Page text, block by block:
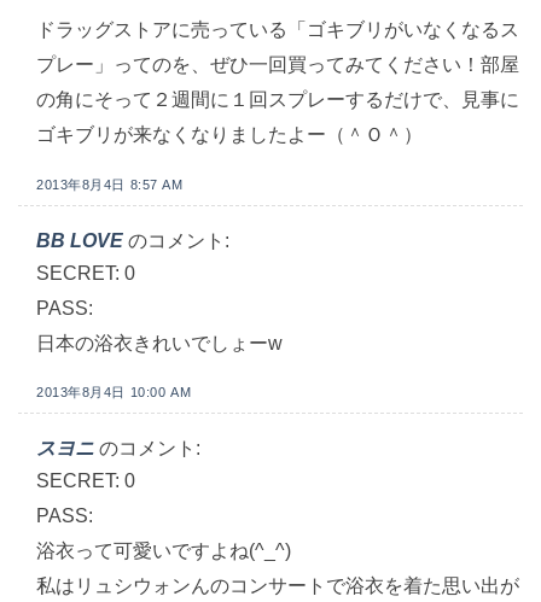
ドラッグストアに売っている「ゴキブリがいなくなるス
プレー」ってのを、ぜひ一回買ってみてください！部屋
の角にそって２週間に１回スプレーするだけで、見事に
ゴキブリが来なくなりましたよー（＾Ｏ＾）
2013年8月4日 8:57 AM
BB LOVE のコメント:
SECRET: 0
PASS:
日本の浴衣きれいでしょーw
2013年8月4日 10:00 AM
スヨニ のコメント:
SECRET: 0
PASS:
浴衣って可愛いですよね(^_^)
私はリュシウォンんのコンサートで浴衣を着た思い出が